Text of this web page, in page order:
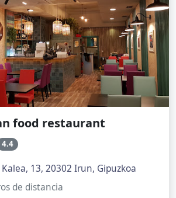
food restaurant
4.4
13, 20302 Irun, Gipuzkoa
de distancia